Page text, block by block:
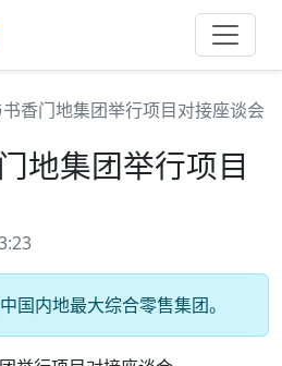
香门地集团举行项目对接座谈会
地集团举行项目
国内地最大综合零售集团。